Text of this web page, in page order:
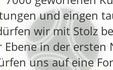
und eingen
wir mit Stolz
in der ersten
uns auf eine